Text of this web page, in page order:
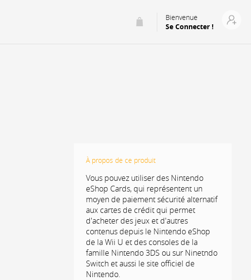
Bienvenue
Se Connecter !
À propos de ce produit
Vous pouvez utiliser des Nintendo
eShop Cards, qui représentent un
moyen de paiement sécurité alternatif
aux cartes de crédit qui permet
d'acheter des jeux et d'autres
contenus depuis le Nintendo eShop
de la Wii U et des consoles de la
famille Nintendo 3DS ou sur Ninetndo
Switch et aussi le site officiel de
Nintendo.